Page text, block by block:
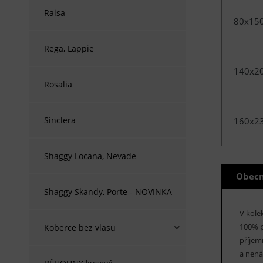
Raisa
Rega, Lappie
Rosalia
Sinclera
Shaggy Locana, Nevade
Shaggy Skandy, Porte - NOVINKA
Koberce bez vlasu
V
100%
a